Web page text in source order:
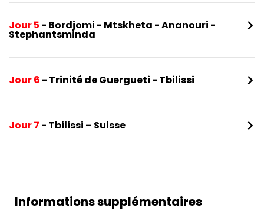
Jour 5 - Bordjomi - Mtskheta - Ananouri -
Stephantsminda
Jour 6 - Trinité de Guergueti - Tbilissi
Jour 7 - Tbilissi – Suisse
Informations supplémentaires